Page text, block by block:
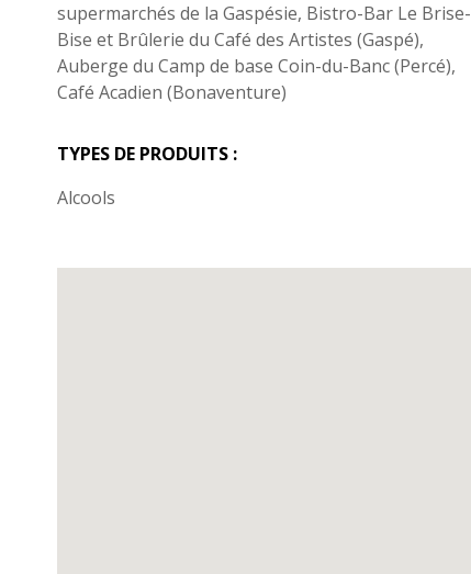
supermarchés de la Gaspésie, Bistro-Bar Le Brise-
Bise et Brûlerie du Café des Artistes (Gaspé),
Auberge du Camp de base Coin-du-Banc (Percé),
Café Acadien (Bonaventure)
TYPES DE PRODUITS :
Alcools